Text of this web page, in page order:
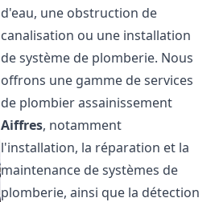
d'eau, une obstruction de
canalisation ou une installation
de système de plomberie. Nous
offrons une gamme de services
de plombier assainissement
Aiffres, notamment
l'installation, la réparation et la
maintenance de systèmes de
plomberie, ainsi que la détection